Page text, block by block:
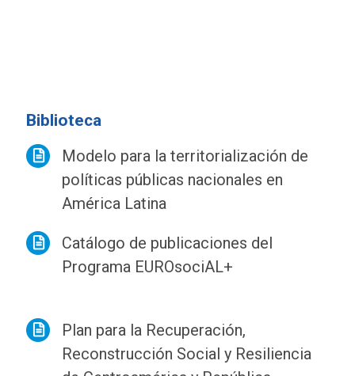
Biblioteca
Modelo para la territorialización de
políticas públicas nacionales en
América Latina
Catálogo de publicaciones del
Programa EUROsociAL+
Plan para la Recuperación,
Reconstrucción Social y Resiliencia